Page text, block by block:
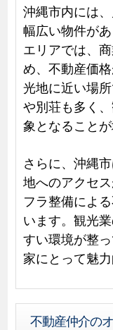
沖縄市内には
幅広い物件が
エリアでは、
め、不動産価
光地に近い場
や別荘も多く
象となることが
さらに、沖縄
地へのアクセ
フラ整備によ
います。観光
すい環境が整
家にとって魅
不動産仲介の